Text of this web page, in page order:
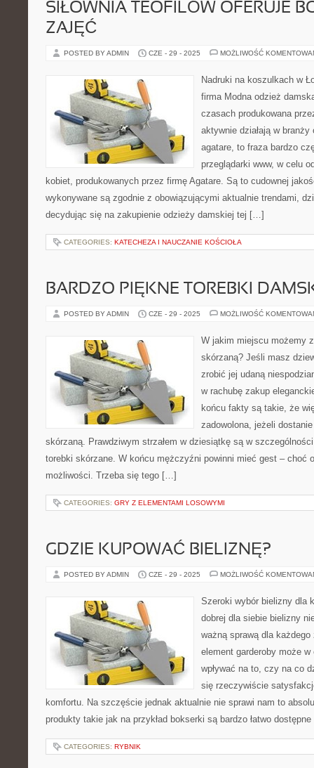
SIŁOWNIA TEOFILÓW OFERUJE
ZAJĘĆ
POSTED BY ADMIN CZE - 29 - 2025 MOŻLIWOŚĆ
Nadruki na koszulkach w
firma Modna odzież
czasach produkowana
aktywnie działają w
agatare, to fraza bardzo
przeglądarki www, w celu
kobiet, produkowanych przez firmę Agatare. Są to cudownej
wykonywane są zgodnie z obowiązującymi aktualnie trendami,
decydując się na zakupienie odzieży damskiej tej […]
CATEGORIES: KATECHEZA I NAUCZANIE KOŚCIOŁA
BARDZO PIĘKNE TOREBKI
POSTED BY ADMIN CZE - 29 - 2025 MOŻLIWOŚĆ
W jakim miejscu możemy
skórzaną? Jeśli masz
zrobić jej udaną
w rachubę zakup
końcu fakty są takie, że
zadowolona, jeżeli
skórzaną. Prawdziwym strzałem w dziesiątkę są w
torebki skórzane. W końcu mężczyźni powinni mieć gest – choć
możliwości. Trzeba się tego […]
CATEGORIES: GRY Z ELEMENTAMI LOSOWYMI
GDZIE KUPOWAĆ BIELIZNĘ?
POSTED BY ADMIN CZE - 29 - 2025 MOŻLIWOŚĆ
Szeroki wybór bielizny dla
dobrej dla siebie bielizny
ważną sprawą dla
element garderoby może
wpływać na to, czy na co
się rzeczywiście
komfortu. Na szczęście jednak aktualnie nie sprawi nam to
produkty takie jak na przykład bokserki są bardzo łatwo
CATEGORIES: RYBNIK